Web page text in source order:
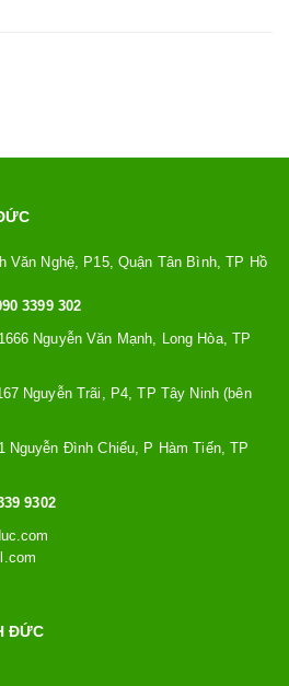
Văn Nghệ, P15, Quận Tân Bình, TP Hồ
3399 302
Nguyễn Văn Mạnh, Long Hòa, TP
Nguyễn Trãi, P4, TP Tây Ninh (bên
Nguyễn Đình Chiểu, P Hàm Tiến, TP
9302
ĐỨC